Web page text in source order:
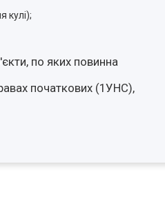
кулі);
по яких повинна
початкових (1УНС),